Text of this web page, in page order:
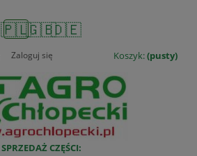
🇵🇱🇬🇧🇩🇪
Koszyk:(pusty)
Zaloguj się
SPRZEDAŻ CZĘŚCI: